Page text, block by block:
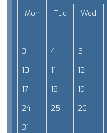
Mon
Tue Wed
3
4 5
10
11 12
17
18 19
24
25 26
31